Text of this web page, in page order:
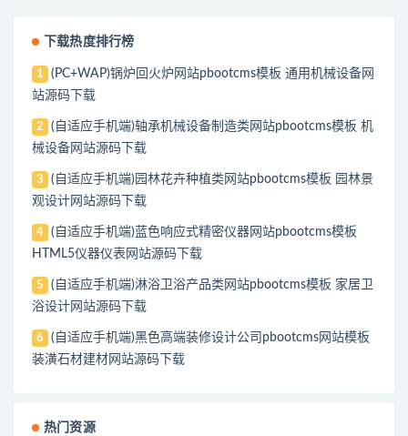
下载热度排行榜
1
(PC+WAP)锅炉回火炉网站pbootcms模板 通用机械设备网
站源码下载
2
(自适应手机端)轴承机械设备制造类网站pbootcms模板 机
械设备网站源码下载
3
(自适应手机端)园林花卉种植类网站pbootcms模板 园林景
观设计网站源码下载
4
(自适应手机端)蓝色响应式精密仪器网站pbootcms模板
HTML5仪器仪表网站源码下载
5
(自适应手机端)淋浴卫浴产品类网站pbootcms模板 家居卫
浴设计网站源码下载
6
(自适应手机端)黑色高端装修设计公司pbootcms网站模板
装潢石材建材网站源码下载
热门资源